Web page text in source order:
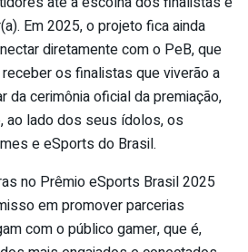
Em 2025, o projeto fica ainda
diretamente com o PeB, que
os finalistas que viverão a
da cerimônia oficial da premiação,
ao lado dos seus ídolos, os
e eSports do Brasil.
no Prêmio eSports Brasil 2025
em promover parcerias
com o público gamer, que é,